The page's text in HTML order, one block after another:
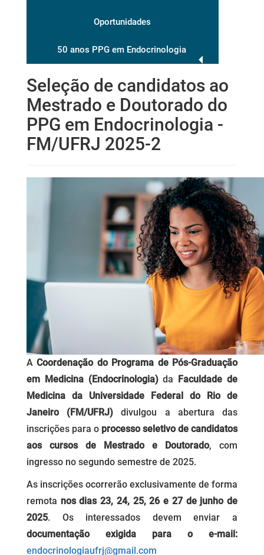
Oportunidades
50 anos PPG em Endocrinologia
Seleção de candidatos ao
Mestrado e Doutorado do
PPG em Endocrinologia -
FM/UFRJ 2025-2
ACoordenação do Programa de Pós-Graduação
em Medicina (Endocrinologia)da Faculdade de
Medicina da Universidade Federal do Rio de
Janeiro (FM/UFRJ) divulgou a abertura das
inscrições para o processo seletivo de candidatos
aos cursos de Mestrado e Doutorado, com
ingresso no segundo semestre de 2025.
As inscrições ocorrerão exclusivamente de forma
remota nos dias 23, 24, 25, 26 e 27 de junho de
2025. Os interessados devem enviar a
documentação exigida para o e-mail:
endocrinologiaufrj@gmail.com